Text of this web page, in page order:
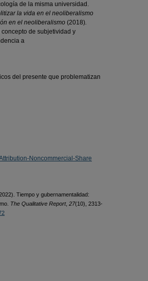
de la misma universidad.
la vida en el neoliberalismo
en el neoliberalismo (2018).
de subjetividad y
a
del presente que problematizan
Noncommercial-Share
Tiempo y gubernamentalidad:
The Qualitative Report, 27(10), 2313-